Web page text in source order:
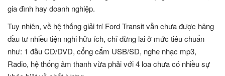
gia đình hay doanh nghiệp.
Tuy nhiên, về hệ thống giải trí Ford Transit vẫn chưa được hãng
đầu tư nhiều tiện nghi hữu ích, chỉ dừng lai ở mức tiêu chuẩn
như: 1 đầu CD/DVD, cổng cắm USB/SD, nghe nhạc mp3,
Radio, hệ thống âm thanh vừa phải với 4 loa chưa có nhiều sự